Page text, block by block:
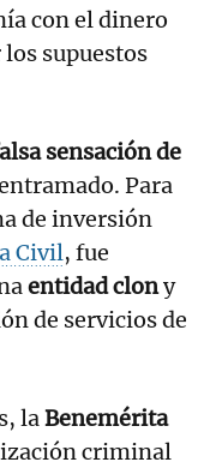
con el dinero
supuestos
sensación de
Para
de inversión
Civil, fue
entidad clony
de servicios de
laBenemérita
criminal